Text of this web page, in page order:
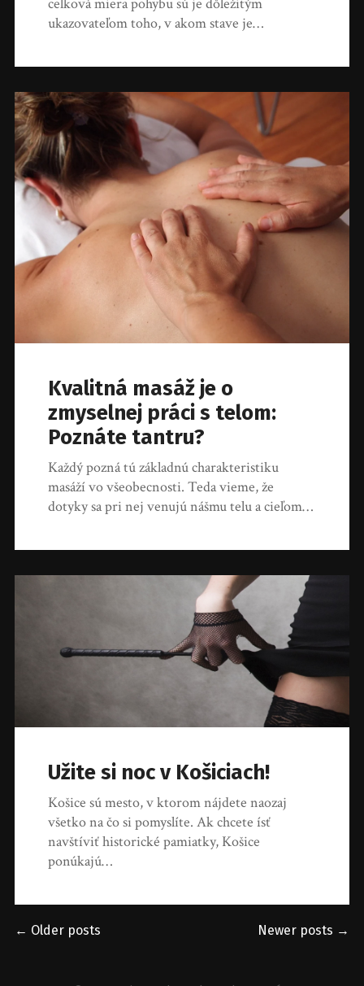
ukazovateľom toho, v akom stave je…
Kvalitná masáž je o
zmyselnej práci s telom:
Poznáte tantru?
Každý pozná tú základnú charakteristiku
masáží vo všeobecnosti. Teda vieme, že
dotyky sa pri nej venujú nášmu telu a cieľom…
Užite si noc v Košiciach!
Košice sú mesto, v ktorom nájdete naozaj
všetko na čo si pomyslíte. Ak chcete ísť
navštíviť historické pamiatky, Košice
ponúkajú…
← Older posts Newer posts →